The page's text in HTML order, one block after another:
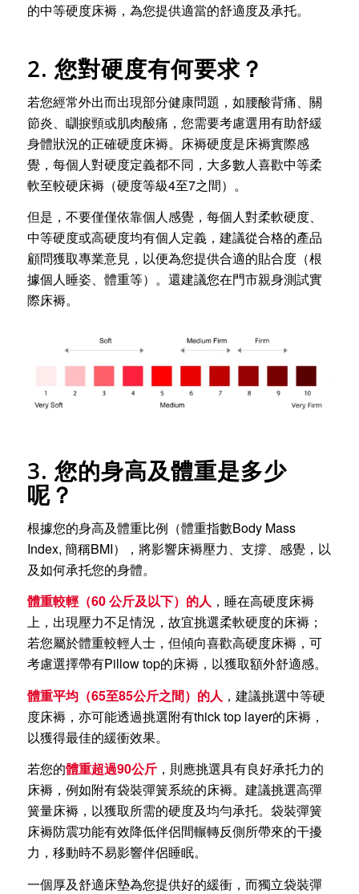
的中等硬度床褥，為您提供適當的舒適度及承托。
2. 您對硬度有何要求？
若您經常外出而出現部分健康問題，如腰酸背痛、關
節炎、瞓捩頸或肌肉酸痛，您需要考慮選用有助舒緩
身體狀況的正確硬度床褥。床褥硬度是床褥實際感
覺，每個人對硬度定義都不同，大多數人喜歡中等柔
軟至較硬床褥（硬度等級4至7之間）。
但是，不要僅僅依靠個人感覺，每個人對柔軟硬度、
中等硬度或高硬度均有個人定義，建議從合格的產品
顧問獲取專業意見，以便為您提供合適的貼合度（根
據個人睡姿、體重等）。還建議您在門市親身測試實
際床褥。
3. 您的身高及體重是多少
呢？
根據您的身高及體重比例（體重指數Body Mass
Index, 簡稱BMI），將影響床褥壓力、支撐、感覺，以
及如何承托您的身體。
體重較輕（60 公斤及以下）的人 ，睡在高硬度床褥
上，出現壓力不足情況，故宜挑選柔軟硬度的床褥；
若您屬於體重較輕人士，但傾向喜歡高硬度床褥，可
考慮選擇帶有Pillow top的床褥，以獲取額外舒適感。
體重平均（65至85公斤之間）的人 ，建議挑選中等硬
度床褥，亦可能透過挑選附有thick top layer的床褥，
以獲得最佳的緩衝效果。
若您的體重超過90公斤，則應挑選具有良好承托力的
床褥，例如附有袋裝彈簧系統的床褥。建議挑選高彈
簧量床褥，以獲取所需的硬度及均勻承托。袋裝彈簧
床褥防震功能有效降低伴侶間輾轉反側所帶來的干擾
力，移動時不易影響伴侶睡眠。
一個厚及舒適床墊為您提供好的緩衝，而獨立袋裝彈